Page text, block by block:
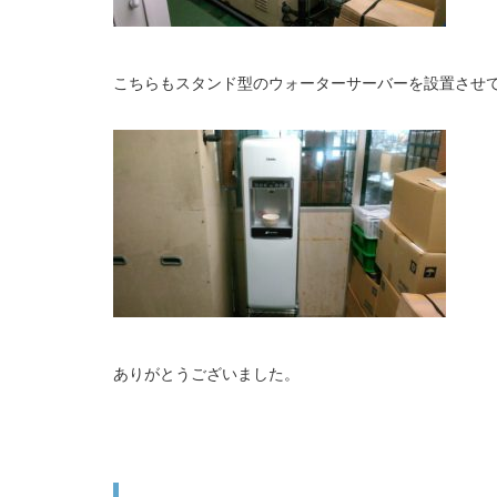
こちらもスタンド型のウォーターサーバーを設置させ
ありがとうございました。